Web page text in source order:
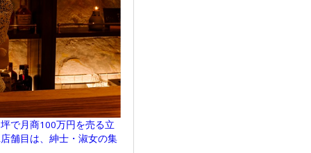
で月商100万円を売る立
舗目は、紳士・淑女の集